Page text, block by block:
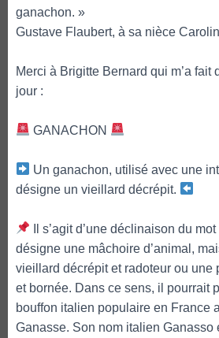
ganachon. »
Gustave Flaubert, à sa nièce
Merci à Brigitte Bernard qui m’a fait
jour :
GANACHON
Un ganachon, utilisé avec une
désigne un vieillard décrépit.
Il s’agit d’une déclinaison du
désigne une mâchoire d’animal,
vieillard décrépit et radoteur ou une
et bornée. Dans ce sens, il pourrait
bouffon italien populaire en France
Ganasse. Son nom italien Ganasso